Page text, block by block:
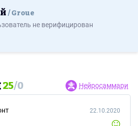
Groue
не верифицирован
25/0 Нейросаммари
22.10.2020